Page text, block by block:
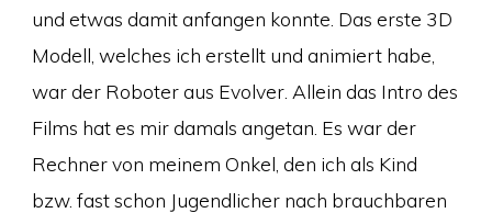
und etwas damit anfangen konnte. Das erste 3D
Modell, welches ich erstellt und animiert habe,
war der Roboter aus Evolver. Allein das Intro des
Films hat es mir damals angetan. Es war der
Rechner von meinem Onkel, den ich als Kind
bzw. fast schon Jugendlicher nach brauchbaren